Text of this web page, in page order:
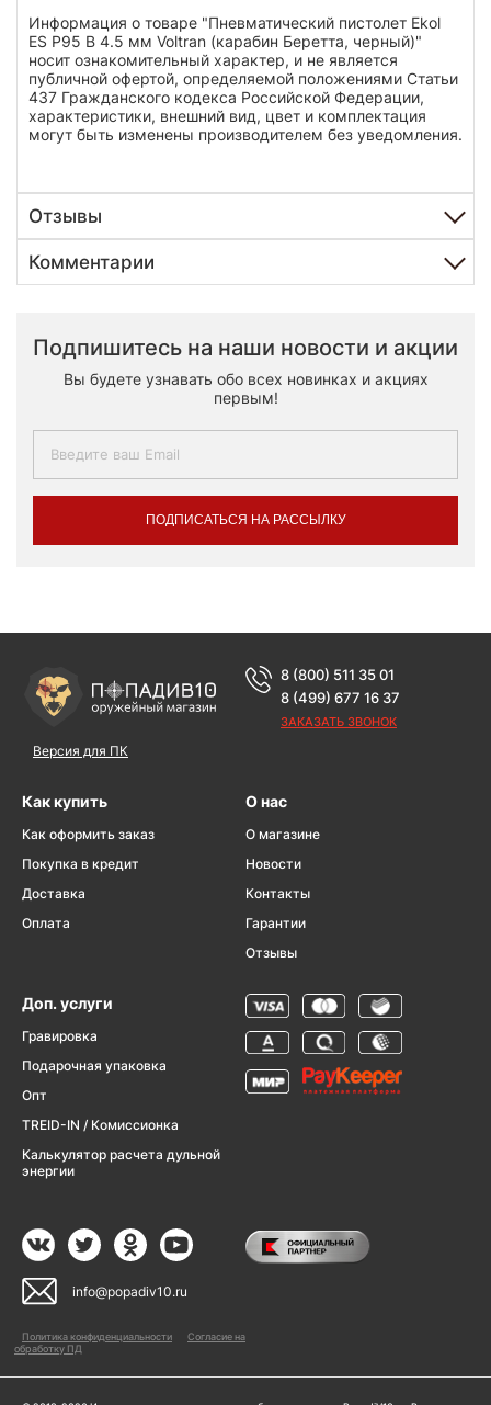
Информация о товаре "Пневматический пистолет Ekol
ES P95 B 4.5 мм Voltran (карабин Беретта, черный)"
носит ознакомительный характер, и не является
публичной офертой, определяемой положениями Статьи
437 Гражданского кодекса Российской Федерации,
характеристики, внешний вид, цвет и комплектация
могут быть изменены производителем без уведомления.
Отзывы
Комментарии
Подпишитесь на наши новости и акции
Вы будете узнавать обо всех новинках и акциях
первым!
ПОДПИСАТЬСЯ НА РАССЫЛКУ
Версия для ПК
8 (800) 511 35 01
8 (499) 677 16 37
ЗАКАЗАТЬ ЗВОНОК
Как купить
Как оформить заказ
Покупка в кредит
Доставка
Оплата
О нас
О магазине
Новости
Контакты
Гарантии
Отзывы
Доп. услуги
Гравировка
Подарочная упаковка
Опт
TREID-IN / Комиссионка
Калькулятор расчета дульной
энергии
info@popadiv10.ru
Политика конфиденциальности
Согласие на
обработку ПД